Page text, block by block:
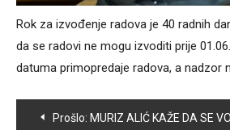
Rok za izvođenje radova je 40 radnih
da se radovi ne mogu izvoditi prije
datuma primopredaje radova, a nadzor
Navigacija
Prošlo: MURIZ ALIĆ KAŽE DA SE VOGOŠĆANI SA PONOSOM